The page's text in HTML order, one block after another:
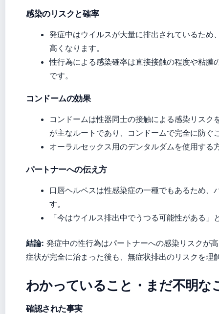
感染のリスクと確率
発症中はウイルスが大量に排出されているた
高くなります。
性行為による感染確率は直接接触の程度や粘
です。
コンドームの効果
コンドームは性器同士の接触による感染リス
が主なルートであり、コンドームで完全に防ぐ
オーラルセックス用のデンタルダムを使用す
パートナーへの伝え方
口唇ヘルペスは性感染症の一種でもあるため
す。
「今はウイルス排出中でうつる可能性がある
結論: 発症中の性行為はパートナーへの感染リスクが
症状が完全に治まった後も、無症状排出のリスクを理
わかっていること・まだ不明な
確認された事実